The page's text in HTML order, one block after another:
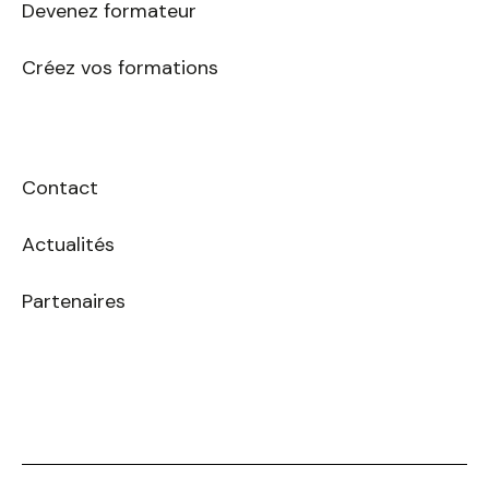
Devenez formateur
Créez vos formations
Contact
Actualités
Partenaires